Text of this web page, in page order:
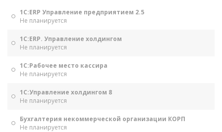
1С:ERP Управление предприятием 2.5
Не планируется
1С:ERP. Управление холдингом
Не планируется
1С:Рабочее место кассира
Не планируется
1С:Управление холдингом 8
Не планируется
Бухгалтерия некоммерческой организации КОРП
Не планируется